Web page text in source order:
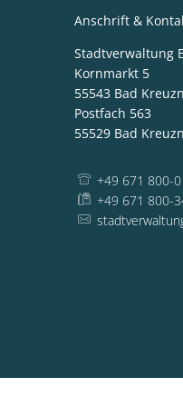
Anschrift &
Stadtverwaltung
Kornmarkt 5
55543 Bad
Postfach 563
55529 Bad
+49 671 800-0
+49 671 800-